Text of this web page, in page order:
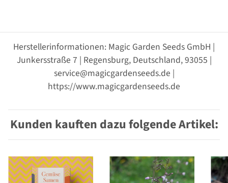
Herstellerinformationen: Magic Garden Seeds GmbH |
Junkersstraße 7 | Regensburg, Deutschland, 93055 |
service@magicgardenseeds.de |
https://www.magicgardenseeds.de
Kunden kauften dazu folgende Artikel: